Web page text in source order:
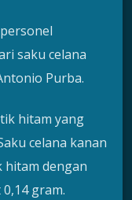
saku celana
Purba.
hitam yang
celana kanan
hitam dengan
gram.